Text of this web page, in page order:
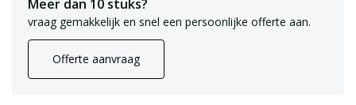
Meer dan 10 stuks?
vraag gemakkelijk en snel een persoonlijke offerte aan.
Offerte aanvraag